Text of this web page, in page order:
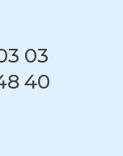
03
40